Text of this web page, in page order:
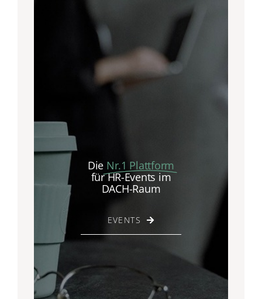
Die Nr.1 Plattform
für HR-Events im
DACH-Raum
EVENTS